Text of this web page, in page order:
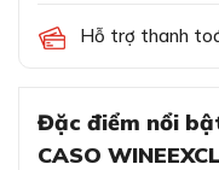
Hỗ trợ thanh
Đặc điểm nổi
CASO